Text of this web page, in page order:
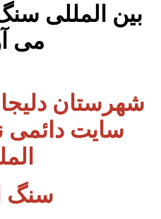
بین المللی
می
شهرستان
سایت دائمی
سنگ